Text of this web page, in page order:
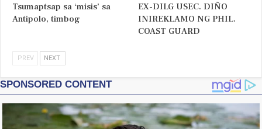
Tsumaptsap sa ‘misis’ sa
Antipolo, timbog
EX-DILG USEC. DIÑO
INIREKLAMO NG PHIL.
COAST GUARD
PREV NEXT